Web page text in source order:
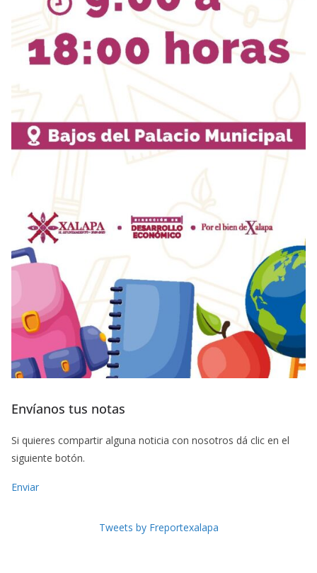
Envíanos tus notas
Si quieres compartir alguna noticia con nosotros dá clic en el
siguiente botón.
Enviar
Tweets by Freportexalapa